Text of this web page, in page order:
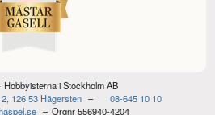
Hobbyisterna i Stockholm AB
126 53 Hägersten
08-645 10 10
Orgnr 556940-4204